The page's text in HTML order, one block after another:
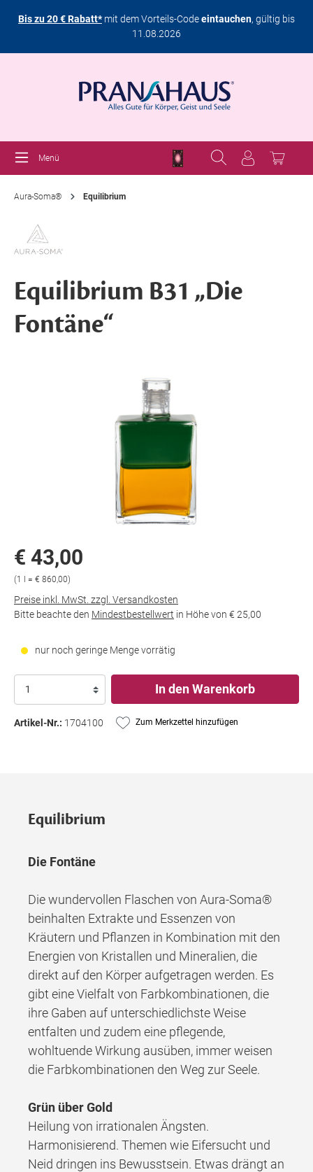
Bis zu 20 € Rabatt*mit dem Vorteils-Codeeintauchen, gültig bis
11.08.2026
Menü
Aura-Soma® Equilibrium
Equilibrium B31 „Die
Fontäne“
€ 43,00
(1 l = € 860,00)
Preise inkl. MwSt. zzgl. Versandkosten
Bitte beachte den Mindestbestellwert in Höhe von € 25,00
nur noch geringe Menge vorrätig
In den Warenkorb
Artikel-Nr.: 1704100 Zum Merkzettel hinzufügen
Equilibrium
Die Fontäne
Die wundervollen Flaschen von Aura-Soma®
beinhalten Extrakte und Essenzen von
Kräutern und Pflanzen in Kombination mit den
Energien von Kristallen und Mineralien, die
direkt auf den Körper aufgetragen werden. Es
gibt eine Vielfalt von Farbkombinationen, die
ihre Gaben auf unterschiedlichste Weise
entfalten und zudem eine pflegende,
wohltuende Wirkung ausüben, immer weisen
die Farbkombinationen den Weg zur Seele.
Grün über Gold
Heilung von irrationalen Ängsten.
Harmonisierend. Themen wie Eifersucht und
Neid dringen ins Bewusstsein. Etwas drängt an